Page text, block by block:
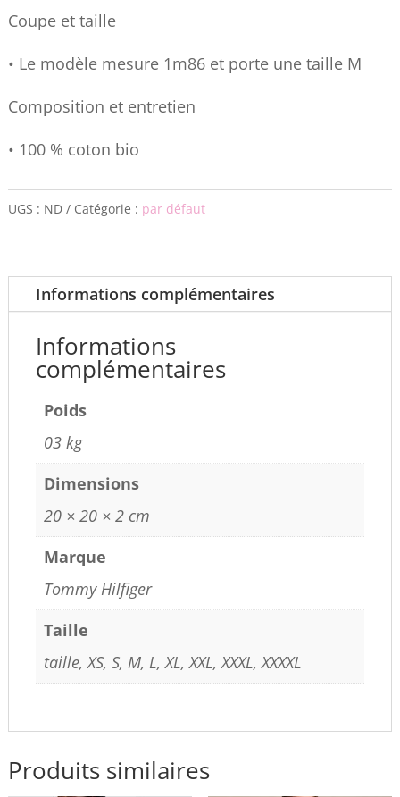
Coupe et taille
• Le modèle mesure 1m86 et porte une taille M
Composition et entretien
• 100 % coton bio
UGS : ND Catégorie : par défaut
Informations complémentaires
Informations
complémentaires
Poids
03 kg
Dimensions
20 × 20 × 2 cm
Marque
Tommy Hilfiger
Taille
taille, XS, S, M, L, XL, XXL, XXXL, XXXXL
Produits similaires